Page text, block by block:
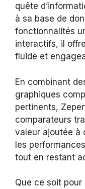
quête
à sa base de
fonctionnalités
interactifs, il
fluide et
En combinant
graphiques
pertinents,
comparateurs
valeur ajoutée à
les
tout en restant
Que ce soit